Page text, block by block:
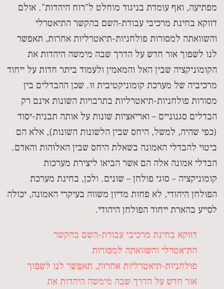
מפתיעה, ואף עומדת בניגוד מוחלט ל"רוח היהדות". אולם
דווקא בחינת מרכיבי עבודת-השם בהקשר התיאטרלי
והשוואתה למסורות פולחניות-תיאטרליות אחרות, תאפשר
לנו לשפוך אור חדש על הדרך שבה מימשה היהדות את
הקומוניקציה שבין האל והמאמין ולעמוד ביתר חדות על ייחוד
מרכיביה של מערכת קומוניקטיבית זו. שכן ההבדלים בין
מסורות פולחניות-תיאטרליות בתרבויות השונות אינם רק
הבדלים סגנוניים – ואריאציות שונות על אותה תבנית-יסוד
(כפי שהיה, למשל, היחס שבין הלשונות השונות), אלא הם
ביטוי להבדלי האמונה בשאלת היחס שבין האלוהות והאדם.
הבדלי אמונה אלה הם אשר הביאו ליצירת מערכות
קומוניקציה – סוגי פולחן – שונים. ולכן, בחינת מערכת
הפולחן היהודי, לא פחות מדיון משווה בעיקרי האמונה, יכולה
לסייע בהארת ייחוד הפולחן היהודי.
דווקא בחינת מרכיבי עבודת-השם בהקשר
התיאטרלי והשוואתה למסורות
פולחניות-תיאטרליות אחרות, תאפשר לנו לשפוך
אור חדש על הדרך שבה מימשה היהדות את